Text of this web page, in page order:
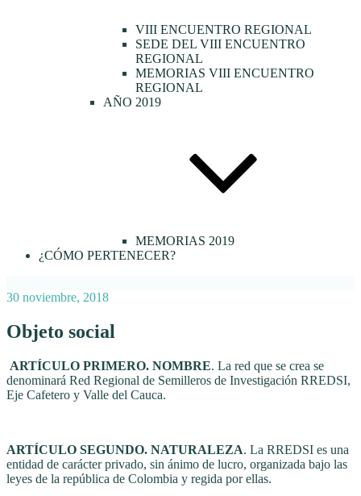
VIII ENCUENTRO REGIONAL
SEDE DEL VIII ENCUENTRO
REGIONAL
MEMORIAS VIII ENCUENTRO
REGIONAL
AÑO 2019
MEMORIAS 2019
¿CÓMO PERTENECER?
Publicado
30 noviembre, 2018
Objeto social
ARTÍCULO PRIMERO. NOMBRE. La red que se crea se
denominará Red Regional de Semilleros de Investigación RREDSI,
Eje Cafetero y Valle del Cauca.
ARTÍCULO SEGUNDO. NATURALEZA. La RREDSI es una
entidad de carácter privado, sin ánimo de lucro, organizada bajo las
leyes de la república de Colombia y regida por ellas.